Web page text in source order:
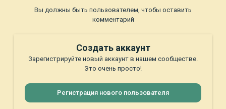
Вы должны быть пользователем, чтобы оставить
комментарий
Создать аккаунт
Зарегистрируйте новый аккаунт в нашем сообществе.
Это очень просто!
Регистрация нового пользователя